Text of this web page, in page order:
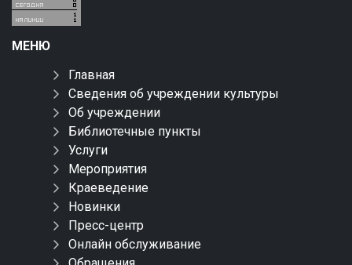
МЕНЮ
Главная
Сведения об учреждении культуры
Об учреждении
Библиотечные пункты
Услуги
Мероприятия
Краеведение
Новинки
Пресс-центр
Онлайн обслуживание